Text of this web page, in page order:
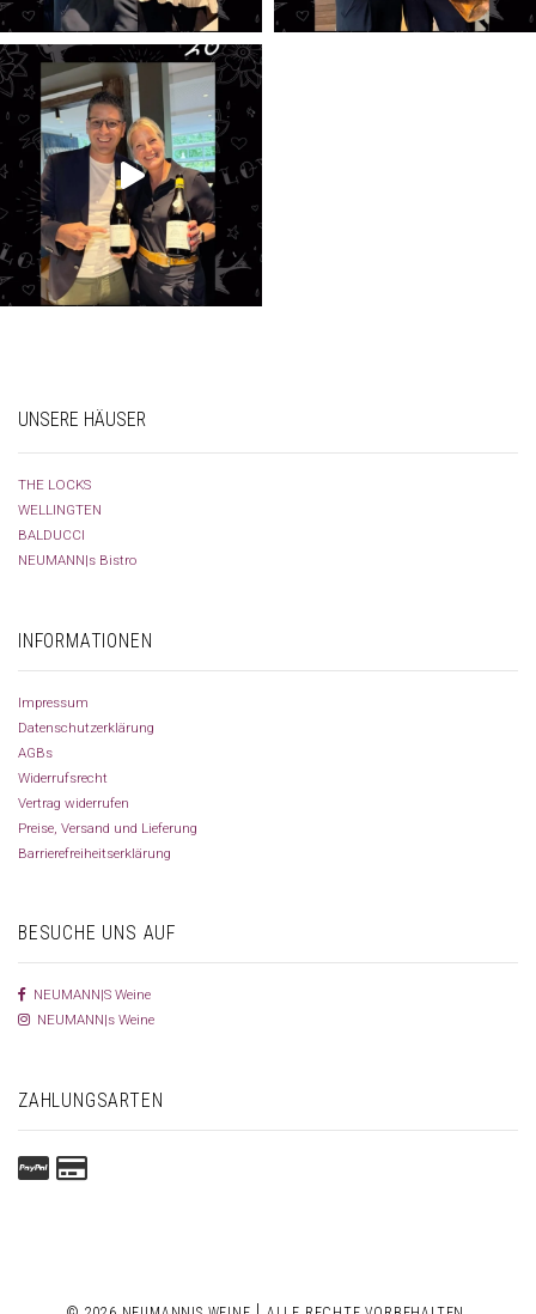
UNSERE HÄUSER
THE LOCKS
WELLINGTEN
BALDUCCI
NEUMANN|s Bistro
INFORMATIONEN
Impressum
Datenschutzerklärung
AGBs
Widerrufsrecht
Vertrag widerrufen
Preise, Versand und Lieferung
Barrierefreiheitserklärung
BESUCHE UNS AUF
NEUMANN|S Weine
NEUMANN|s Weine
ZAHLUNGSARTEN